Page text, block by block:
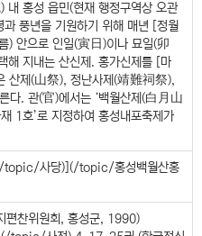
홍성 읍민(현재 행정구역상 오관
풍년을 기원하기 위해 매년 [정월
안으로 인일(寅日)이나 묘일(卯
해 지내는 산신제. 홍가신제를 [마
산제(山祭), 정난사제(靖難祠祭),
다. 관(官)에서는 ‘백월산제(白月山
1호’로 지정하여 홍성내포축제가
topic/사당)](/topic/홍성백월산홍
편찬위원회, 홍성군, 1990)